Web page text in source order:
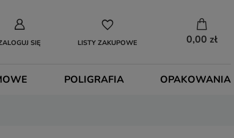
SIĘ LISTY ZAKUPOWE 0,00 zł
POLIGRAFIA OPAKOWANIA